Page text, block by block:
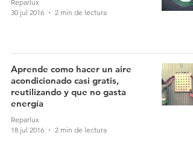
Reparlux
30 jul 2016
2 min de lectura
Aprende como hacer un aire
acondicionado casi gratis,
reutilizando y que no gasta
energía
Reparlux
18 jul 2016
2 min de lectura